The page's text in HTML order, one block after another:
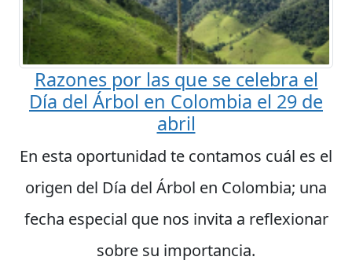
Razones por las que se celebra el
Día del Árbol en Colombia el 29 de
abril
En esta oportunidad te contamos cuál es el
origen del Día del Árbol en Colombia; una
fecha especial que nos invita a reflexionar
sobre su importancia.